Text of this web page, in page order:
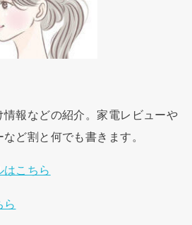
報などの紹介。家電レビューや
ど割と何でも書きます。
こちら
ら